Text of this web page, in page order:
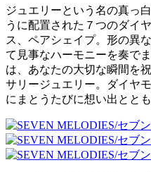
ジュエリーという名の真っ
うに配置された７つのダイ
ス、ペアシェイプ。形の異
て見事なハーモニーを奏で
は、あなたの大切な瞬間を
サリージュエリー。ダイヤ
にまとうたびに想い出とと